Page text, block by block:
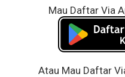
Mau Daftar Via
Atau Mau Daftar